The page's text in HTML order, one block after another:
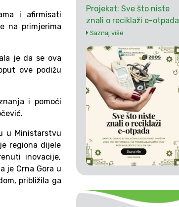
i afirmisati
na primjerima
je da se ova
ove podižu
i pomoći
u Ministarstvu
regiona dijele
inovacije,
je Crna Gora u
približila ga
Projekat: Sve što niste
znali o reciklaži e-otpada
Saznaj više